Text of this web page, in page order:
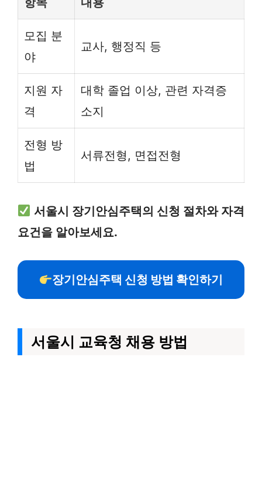
모집 분
야
교사, 행정직 등
지원 자
격
대학 졸업 이상, 관련 자격증
소지
전형 방
법
서류전형, 면접전형
서울시 장기안심주택의 신청 절차와 자격
요건을 알아보세요.
장기안심주택 신청 방법 확인하기
서울시 교육청 채용 방법